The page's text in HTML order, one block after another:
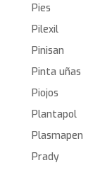
Pies
Pilexil
Pinisan
Pinta uñas
Piojos
Plantapol
Plasmapen
Prady